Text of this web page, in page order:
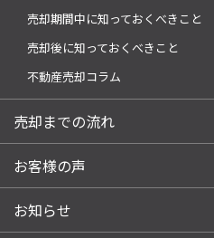
売却期間中に知っておくべきこと
売却後に知っておくべきこと
不動産売却コラム
売却までの流れ
お客様の声
お知らせ